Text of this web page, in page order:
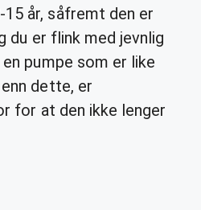
15 år, såfremt den er
du er flink med jevnlig
pumpe som er like
dette, er
for at den ikke lenger